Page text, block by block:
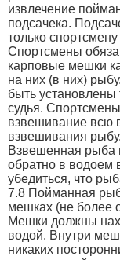
извлечение
подсачека.
только
Спортсмены
карповые мешки
на них (в них)
быть установлены
судья.
взвешивание всю
взвешивания рыбу.
Взвешенная рыба
обратно в водоем
убедиться, что
7.8 Пойманная
мешках (не более
Мешки должны
водой. Внутри
никаких